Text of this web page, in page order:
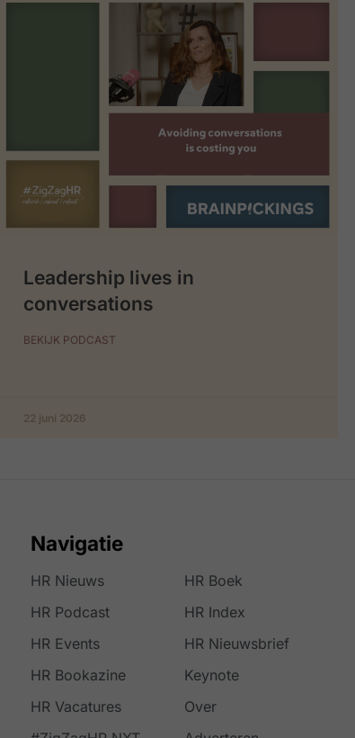
Leadership lives in
conversations
BEKIJK PODCAST
22 juni 2026
Navigatie
HR Nieuws
HR Podcast
HR Events
HR Bookazine
HR Vacatures
HR Boek
HR Index
HR Nieuwsbrief
Keynote
Over